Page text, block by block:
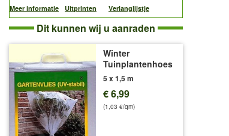
Meer informatie Uitprinten Verlanglijstje
Dit kunnen wij u aanraden
Winter
Tuinplantenhoes
5 x 1,5 m
€ 6,99
(1,03 €/qm)